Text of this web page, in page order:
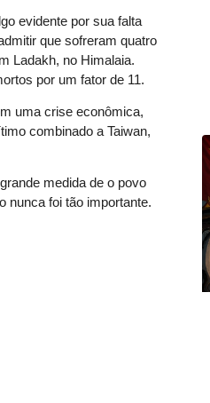
evidente por sua falta
que sofreram quatro
Ladakh, no Himalaia.
por um fator de 11.
uma crise econômica,
combinado a Taiwan,
medida de o povo
nunca foi tão importante.